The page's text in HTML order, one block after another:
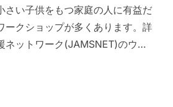
さい子供をもつ家庭の人に有益だ
ークショップが多くあります。詳
ネットワーク(JAMSNET)のウ…